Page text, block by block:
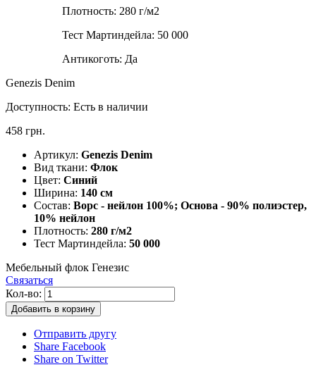
Плотность: 280 г/м2
Тест Мартиндейла: 50 000
Антикоготь: Да
Genezis Denim
Доступность: Есть в наличии
458 грн.
Артикул: Genezis Denim
Вид ткани: Флок
Цвет: Синий
Ширина: 140 см
Состав: Ворс - нейлон 100%; Основа - 90% полиэстер,
10% нейлон
Плотность: 280 г/м2
Тест Мартиндейла: 50 000
Мебельный флок Генезис
Связаться
Кол-во:
Добавить в корзину
Отправить другу
Share Facebook
Share on Twitter